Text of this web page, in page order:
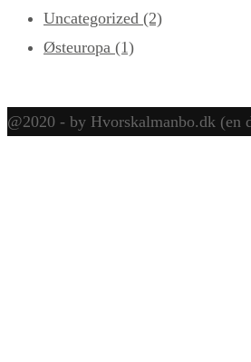
Uncategorized (2)
Østeuropa (1)
@2020 - by Hvorskalmanbo.dk (en